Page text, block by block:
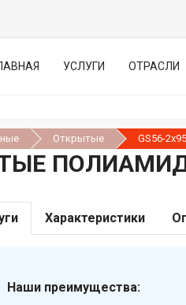
УСЛУГИ ОТРАСЛИ
Открытые GS56-
Характеристики
Наши преимущества: